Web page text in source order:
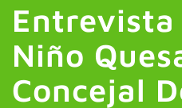
Entrevista
Niño
Concejal